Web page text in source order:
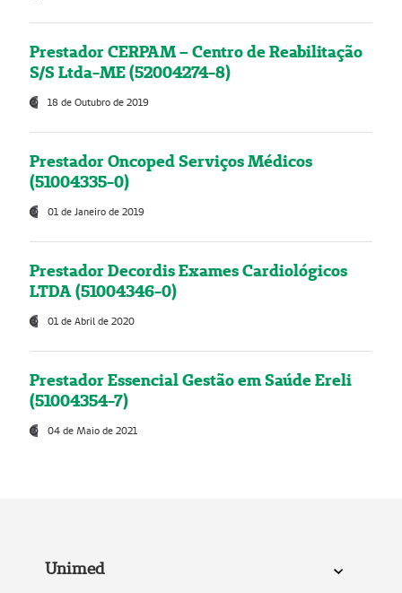
Prestador CERPAM – Centro de Reabilitação
S/S Ltda-ME (52004274-8)
18 de Outubro de 2019
Prestador Oncoped Serviços Médicos
(51004335-0)
01 de Janeiro de 2019
Prestador Decordis Exames Cardiológicos
LTDA (51004346-0)
01 de Abril de 2020
Prestador Essencial Gestão em Saúde Ereli
(51004354-7)
04 de Maio de 2021
Unimed